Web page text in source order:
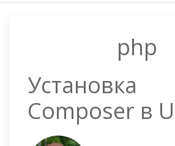
php
Установка
Composer в